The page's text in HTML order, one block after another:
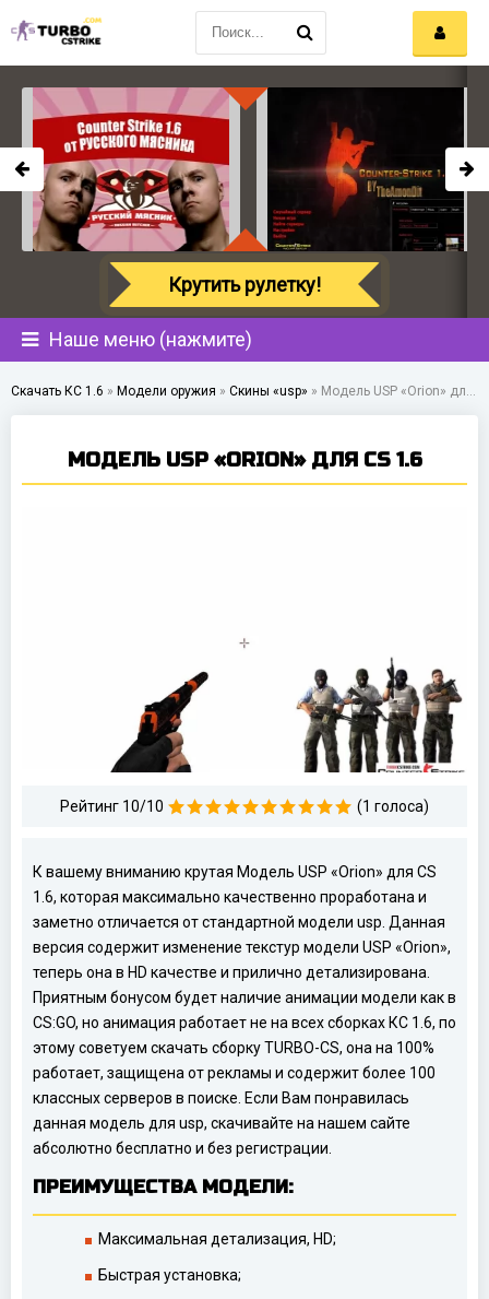
Наше меню (нажмите)
Скачать КС 1.6 » Модели оружия » Скины «usp» » Модель USP «Orion» для CS 1.6
МОДЕЛЬ USP «ORION» ДЛЯ CS 1.6
Рейтинг 10/10 (1 голоса)
К вашему вниманию крутая Модель USP «Orion» для CS
1.6, которая максимально качественно проработана и
заметно отличается от стандартной модели usp. Данная
версия содержит изменение текстур модели USP «Orion»,
теперь она в HD качестве и прилично детализирована.
Приятным бонусом будет наличие анимации модели как в
CS:GO, но анимация работает не на всех сборках КС 1.6, по
этому советуем скачать сборку TURBO-CS, она на 100%
работает, защищена от рекламы и содержит более 100
классных серверов в поиске. Если Вам понравилась
данная модель для usp, скачивайте на нашем сайте
абсолютно бесплатно и без регистрации.
ПРЕИМУЩЕСТВА МОДЕЛИ:
Максимальная детализация, HD;
Быстрая установка;
Крутить рулетку!